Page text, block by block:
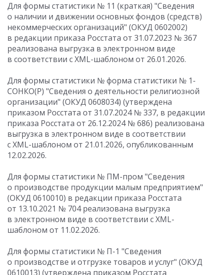
Для формы статистики № 11 (краткая) "Сведения
о наличии и движении основных фондов (средств)
некоммерческих организаций" (ОКУД 0602002)
в редакции приказа Росстата от 31.07.2023 № 367
реализована выгрузка в электронном виде
в соответствии с XML-шаблоном от 26.01.2026.
Для формы статистики № форма статистики № 1-
СОНКО(Р) "Сведения о деятельности религиозной
организации" (ОКУД 0608034) (утверждена
приказом Росстата от 31.07.2024 № 337, в редакции
приказа Росстата от 26.12.2024 № 686) реализована
выгрузка в электронном виде в соответствии
с XML-шаблоном от 21.01.2026, опубликованным
12.02.2026.
Для формы статистики № ПМ-пром "Сведения
о производстве продукции малым предприятием"
(ОКУД 0610010) в редакции приказа Росстата
от 13.10.2021 № 704 реализована выгрузка
в электронном виде в соответствии с XML-
шаблоном от 11.02.2026.
Для формы статистики № П-1 "Сведения
о производстве и отгрузке товаров и услуг" (ОКУД
0610013) (утверждена приказом Росстата